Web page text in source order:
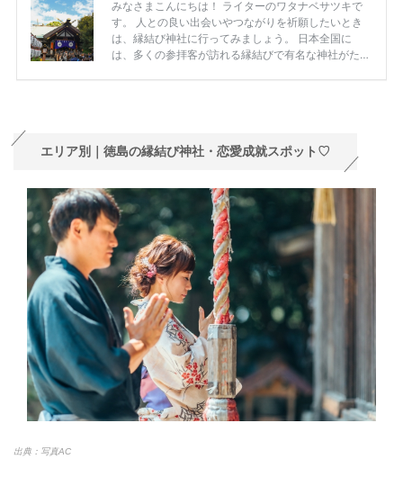
エリア別｜徳島の縁結び神社・恋愛成就スポット♡
出典：写真AC